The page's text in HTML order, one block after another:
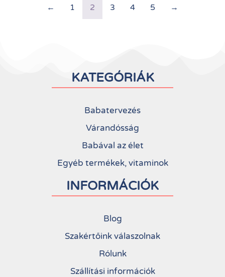
← 1 2 3 4 5 →
KATEGÓRIÁK
Babatervezés
Várandósság
Babával az élet
Egyéb termékek, vitaminok
INFORMÁCIÓK
Blog
Szakértőink válaszolnak
Rólunk
Szállítási információk